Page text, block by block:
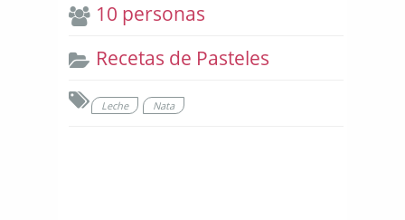
10 personas
Recetas de Pasteles
Leche Nata